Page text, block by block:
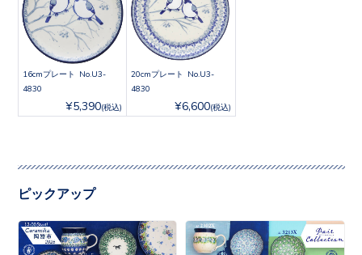
16cmプレート No.U3-
4830
¥5,390(税込)
20cmプレート No.U3-
4830
¥6,600(税込)
ピックアップ